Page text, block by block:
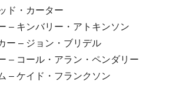
ド・カーター
– キンバリー・アトキンソン
ー – ジョン・ブリデル
– コール・アラン・ペンダリー
– ケイド・フランクソン